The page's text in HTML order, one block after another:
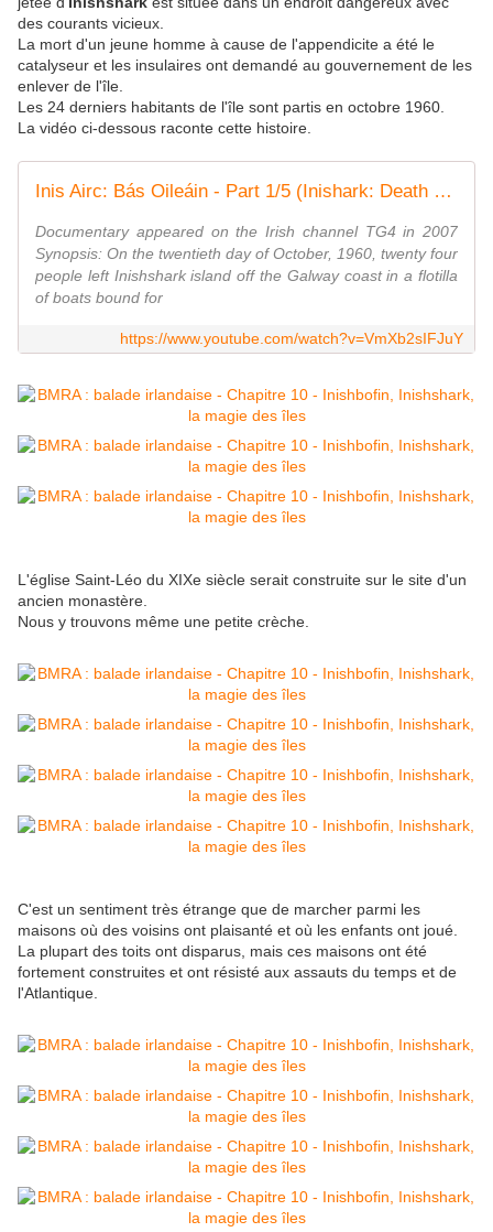
des courants vicieux.
La mort d'un jeune homme à cause de l'appendicite a été le
catalyseur et les insulaires ont demandé au gouvernement de les
enlever de l'île.
Les 24 derniers habitants de l'île sont partis en octobre 1960.
La vidéo ci-dessous raconte cette histoire.
Inis Airc: Bás Oileáin - Part 1/5 (Inishark: Death of an Island)
Documentary appeared on the Irish channel TG4 in 2007
Synopsis: On the twentieth day of October, 1960, twenty four
people left Inishshark island off the Galway coast in a flotilla
of boats bound for
https://www.youtube.com/watch?v=VmXb2sIFJuY
L'église Saint-Léo du XIXe siècle serait construite sur le site d'un
ancien monastère.
Nous y trouvons même une petite crèche.
C'est un sentiment très étrange que de marcher parmi les
maisons où des voisins ont plaisanté et où les enfants ont joué.
La plupart des toits ont disparus, mais ces maisons ont été
fortement construites et ont résisté aux assauts du temps et de
l'Atlantique.